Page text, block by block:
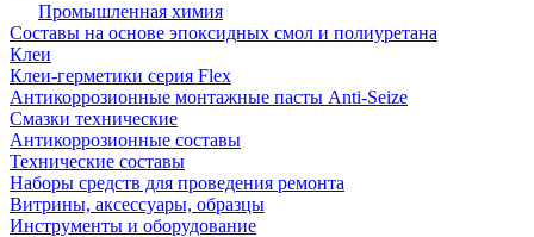
Промышленная химия
Составы на основе эпоксидных смол и полиуретана
Клеи
Клеи-герметики серия Flex
Антикоррозионные монтажные пасты Anti-Seize
Смазки технические
Антикоррозионные составы
Технические составы
Наборы средств для проведения ремонта
Витрины, аксессуары, образцы
Инструменты и оборудование